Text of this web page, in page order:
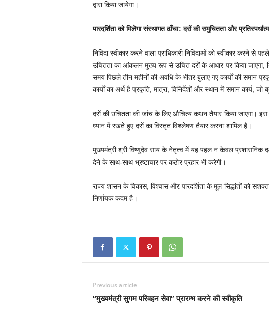
द्वारा किया जायेगा।
पारदर्शिता को मिलेगा संस्थागत ढाँचा: दरों की समुचितता और
निविदा स्वीकार करने वाला प्राधिकारी निविदाओं को स्वीकार करने से
उचितता का आंकलन मुख्य रूप से उचित दरों के आधार पर किया जाएगा,
समय पिछले तीन महीनों की अवधि के भीतर बुलाए गए कार्यों की समान
कार्यों का अर्थ है प्रकृति, मात्रा, विनिर्देशों और स्थान में समान कार्य, जो
दरों की उचितता की जांच के लिए औचित्य कथन तैयार किया जाएगा। इस
ध्यान में रखते हुए दरों का विस्तृत विश्लेषण तैयार करना शामिल है।
मुख्यमंत्री श्री विष्णुदेव साय के नेतृत्व में यह पहल न केवल प्रशासनिक
देने के साथ-साथ भ्रष्टाचार पर कठोर प्रहार भी करेगी।
राज्य शासन के विकास, विश्वास और पारदर्शिता के मूल सिद्धांतों को
निर्णायक कदम है।
Previous article
“मुख्यमंत्री सुगम परिवहन सेवा” प्रारम्भ करने की स्वीकृति